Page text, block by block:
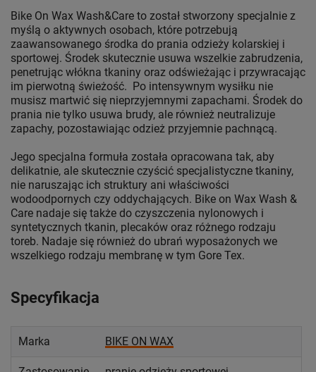
Bike On Wax Wash&Care to został stworzony specjalnie z
myślą o aktywnych osobach, które potrzebują
zaawansowanego środka do prania odzieży kolarskiej i
sportowej. Środek skutecznie usuwa wszelkie zabrudzenia,
penetrując włókna tkaniny oraz odświeżając i przywracając
im pierwotną świeżość. Po intensywnym wysiłku nie
musisz martwić się nieprzyjemnymi zapachami. Środek do
prania nie tylko usuwa brudy, ale również neutralizuje
zapachy, pozostawiając odzież przyjemnie pachnącą.
Jego specjalna formuła została opracowana tak, aby
delikatnie, ale skutecznie czyścić specjalistyczne tkaniny,
nie naruszając ich struktury ani właściwości
wodoodpornych czy oddychających. Bike on Wax Wash &
Care nadaje się także do czyszczenia nylonowych i
syntetycznych tkanin, plecaków oraz różnego rodzaju
toreb. Nadaje się również do ubrań wyposażonych we
wszelkiego rodzaju membranę w tym Gore Tex.
Specyfikacja
Marka BIKE ON WAX